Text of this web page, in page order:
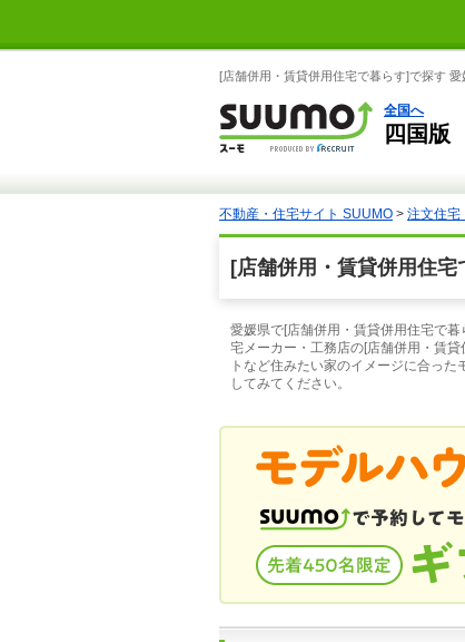
[店舗併用・賃貸併用住宅で暮らす]で探す
全国へ
四国版
不動産・住宅サイト SUUMO > 注文住宅
[店舗併用・賃貸併用住
愛媛県で[店舗併用・賃貸併用住宅で
宅メーカー・工務店の[店舗併用・賃
トなど住みたい家のイメージに合っ
してみてください。